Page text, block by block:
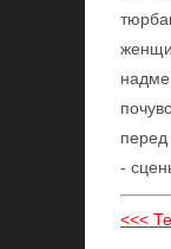
-
<<<